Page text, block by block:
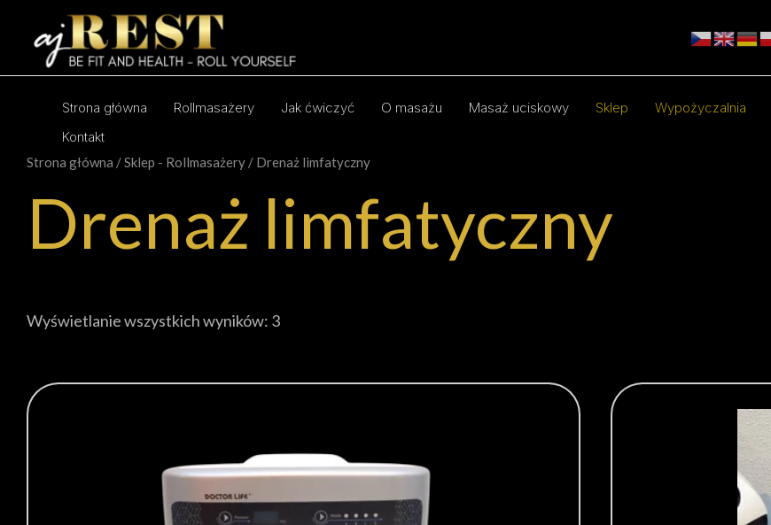
treści
Strona główna Rollmasażery Jak ćwiczyć O masażu Masaż uciskowy Sklep Wypożyczalnia
Kontakt
Strona główna /Sklep - Rollmasażery / Drenaż limfatyczny
Drenaż limfatyczny
Wyświetlanie wszystkich wyników: 3